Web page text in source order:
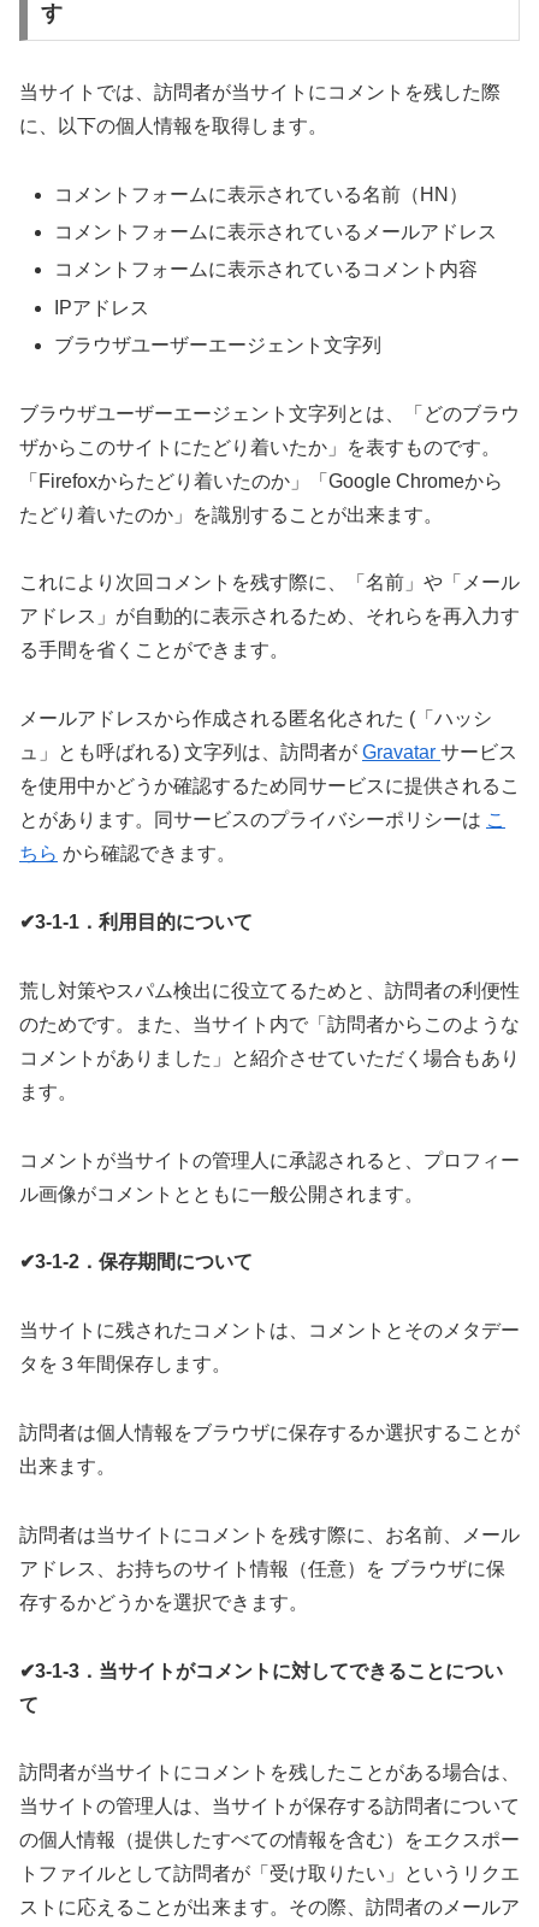
す
当サイトでは、訪問者が当サイトにコメントを残した際
に、以下の個人情報を取得します。
コメントフォームに表示されている名前（HN）
コメントフォームに表示されているメールアドレス
コメントフォームに表示されているコメント内容
IPアドレス
ブラウザユーザーエージェント文字列
ブラウザユーザーエージェント文字列とは、「どのブラウ
ザからこのサイトにたどり着いたか」を表すものです。
「Firefoxからたどり着いたのか」「Google Chromeから
たどり着いたのか」を識別することが出来ます。
これにより次回コメントを残す際に、「名前」や「メール
アドレス」が自動的に表示されるため、それらを再入力す
る手間を省くことができます。
メールアドレスから作成される匿名化された (「ハッシ
ュ」とも呼ばれる) 文字列は、訪問者が Gravatar サービス
を使用中かどうか確認するため同サービスに提供されるこ
とがあります。同サービスのプライバシーポリシーは こ
ちら から確認できます。
✔3-1-1．利用目的について
荒し対策やスパム検出に役立てるためと、訪問者の利便性
のためです。また、当サイト内で「訪問者からこのような
コメントがありました」と紹介させていただく場合もあり
ます。
コメントが当サイトの管理人に承認されると、プロフィー
ル画像がコメントとともに一般公開されます。
✔3-1-2．保存期間について
当サイトに残されたコメントは、コメントとそのメタデー
タを３年間保存します。
訪問者は個人情報をブラウザに保存するか選択することが
出来ます。
訪問者は当サイトにコメントを残す際に、お名前、メール
アドレス、お持ちのサイト情報（任意）を ブラウザに保
存するかどうかを選択できます。
✔3-1-3．当サイトがコメントに対してできることについ
て
訪問者が当サイトにコメントを残したことがある場合は、
当サイトの管理人は、当サイトが保存する訪問者について
の個人情報（提供したすべての情報を含む）をエクスポー
トファイルとして訪問者が「受け取りたい」というリクエ
ストに応えることが出来ます。その際、訪問者のメールア